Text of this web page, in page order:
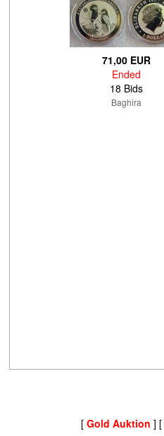
71,00 EUR
Ended
18 Bids
Baghira
[ Gold Auktion ] [